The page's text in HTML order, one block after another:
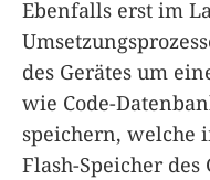
Ebenfalls erst im
des Gerätes um
wie Code-
speichern, welche
Flash-Speicher